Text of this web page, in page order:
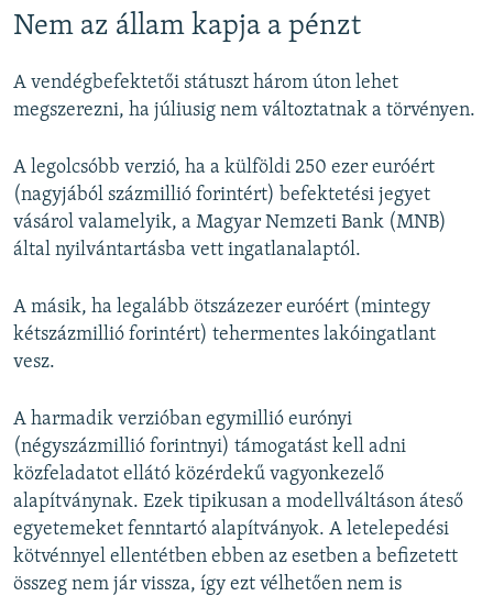
Nem az állam kapja a pénzt
A vendégbefektetői státuszt három úton lehet
megszerezni, ha júliusig nem változtatnak a törvényen.
A legolcsóbb verzió, ha a külföldi 250 ezer euróért
(nagyjából százmillió forintért) befektetési jegyet
vásárol valamelyik, a Magyar Nemzeti Bank (MNB)
által nyilvántartásba vett ingatlanalaptól.
A másik, ha legalább ötszázezer euróért (mintegy
kétszázmillió forintért) tehermentes lakóingatlant
vesz.
A harmadik verzióban egymillió eurónyi
(négyszázmillió forintnyi) támogatást kell adni
közfeladatot ellátó közérdekű vagyonkezelő
alapítványnak. Ezek tipikusan a modellváltáson áteső
egyetemeket fenntartó alapítványok. A letelepedési
kötvénnyel ellentétben ebben az esetben a befizetett
összeg nem jár vissza, így ezt vélhetően nem is